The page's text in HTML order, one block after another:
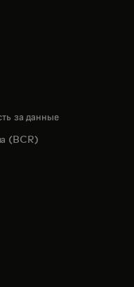
за данные
(BCR)
in a new tab